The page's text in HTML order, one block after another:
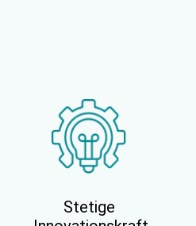
Stetige